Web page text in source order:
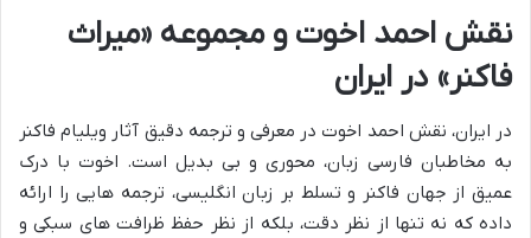
نقش احمد اخوت و مجموعه «میراث
فاکنر» در ایران
در ایران، نقش احمد اخوت در معرفی و ترجمه دقیق آثار ویلیام فاکنر
به مخاطبان فارسی زبان، محوری و بی بدیل است. اخوت با درک
عمیق از جهان فاکنر و تسلط بر زبان انگلیسی، ترجمه هایی را ارائه
داده که نه تنها از نظر دقت، بلکه از نظر حفظ ظرافت های سبکی و